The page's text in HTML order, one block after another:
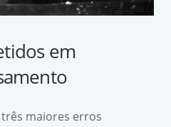
em
maiores erros